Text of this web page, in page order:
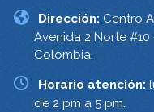
Dirección: Centro
Avenida 2 Norte
Colombia.
Horario atención:
de 2 pm a 5 pm.